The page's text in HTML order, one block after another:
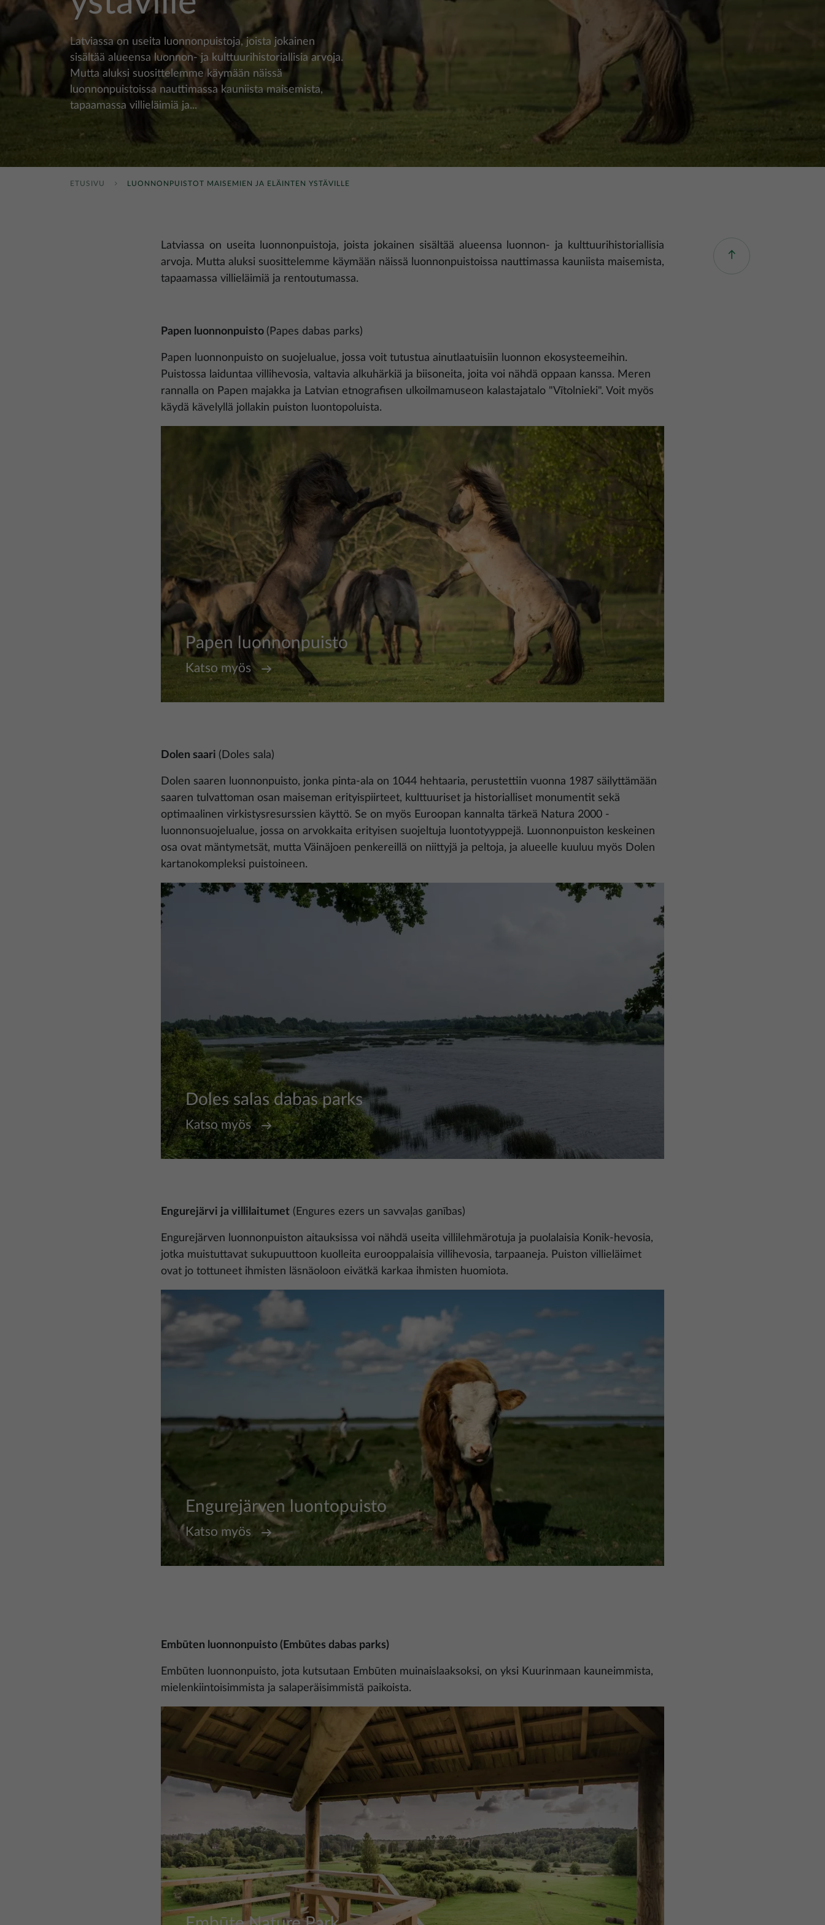
Latviassa on useita luonnonpuistoja, joista jokainen
sisältää alueensa luonnon- ja kulttuurihistoriallisia arvoja.
Mutta aluksi suosittelemme käymään näissä
luonnonpuistoissa nauttimassa kauniista maisemista,
tapaamassa villieläimiä ja...
ETUSIVU LUONNONPUISTOT MAISEMIEN JA ELÄINTEN YSTÄVILLE
Latviassa on useita luonnonpuistoja, joista jokainen sisältää alueensa luonnon- ja kulttuurihistoriallisia
arvoja. Mutta aluksi suosittelemme käymään näissä luonnonpuistoissa nauttimassa kauniista maisemista,
tapaamassa villieläimiä ja rentoutumassa.
Papen luonnonpuisto (Papes dabas parks)
Papen luonnonpuisto on suojelualue, jossa voit tutustua ainutlaatuisiin luonnon ekosysteemeihin.
Puistossa laiduntaa villihevosia, valtavia alkuhärkiä ja biisoneita, joita voi nähdä oppaan kanssa. Meren
rannalla on Papen majakka ja Latvian etnografisen ulkoilmamuseon kalastajatalo "Vītolnieki". Voit myös
käydä kävelyllä jollakin puiston luontopoluista.
Papen luonnonpuisto
Katso myös
Dolen saari (Doles sala)
Dolen saaren luonnonpuisto, jonka pinta-ala on 1044 hehtaaria, perustettiin vuonna 1987 säilyttämään
saaren tulvattoman osan maiseman erityispiirteet, kulttuuriset ja historialliset monumentit sekä
optimaalinen virkistysresurssien käyttö. Se on myös Euroopan kannalta tärkeä Natura 2000 -
luonnonsuojelualue, jossa on arvokkaita erityisen suojeltuja luontotyyppejä. Luonnonpuiston keskeinen
osa ovat mäntymetsät, mutta Väinäjoen penkereillä on niittyjä ja peltoja, ja alueelle kuuluu myös Dolen
kartanokompleksi puistoineen.
Doles salas dabas parks
Kuva
Katso myös
Engurejärvi ja villilaitumet (Engures ezers un savvaļas ganības)
Engurejärven luonnonpuiston aitauksissa voi nähdä useita villilehmärotuja ja puolalaisia Konik-hevosia,
jotka muistuttavat sukupuuttoon kuolleita eurooppalaisia villihevosia, tarpaaneja. Puiston villieläimet
ovat jo tottuneet ihmisten läsnäoloon eivätkä karkaa ihmisten huomiota.
Engurejärven luontopuisto
Kuva
Katso myös
Embūten luonnonpuisto (Embūtes dabas parks)
Embūten luonnonpuisto, jota kutsutaan Embūten muinaislaaksoksi, on yksi Kuurinmaan kauneimmista,
mielenkiintoisimmista ja salaperäisimmistä paikoista.
Kuva